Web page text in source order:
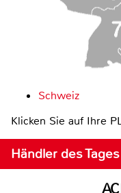
Schweiz
Klicken Sie auf Ihre
Händler des Tages